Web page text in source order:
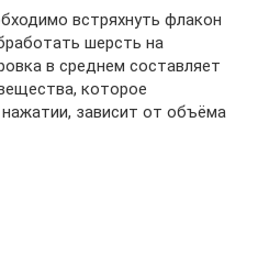
встряхнуть флакон
шерсть на
в среднем составляет
которое
зависит от объёма